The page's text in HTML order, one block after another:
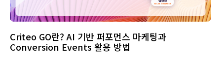
Criteo GO란? AI 기반 퍼포먼스 마케팅과
Conversion Events 활용 방법